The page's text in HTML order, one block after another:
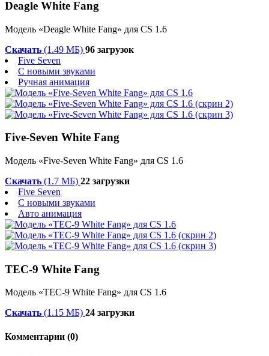
Deagle White Fang
Модель «Deagle White Fang» для CS 1.6
Скачать (1.49 МБ) 96 загрузок
Five Seven
С новыми звуками
Ручная анимация
Five-Seven White Fang
Модель «Five-Seven White Fang» для CS 1.6
Скачать (1.7 МБ) 22 загрузки
Five Seven
С новыми звуками
Авто анимация
TEC-9 White Fang
Модель «TEC-9 White Fang» для CS 1.6
Скачать (1.15 МБ) 24 загрузки
Комментарии (0)